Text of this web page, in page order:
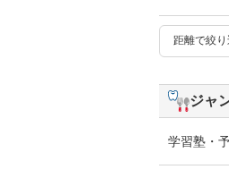
ジャ
学習塾・